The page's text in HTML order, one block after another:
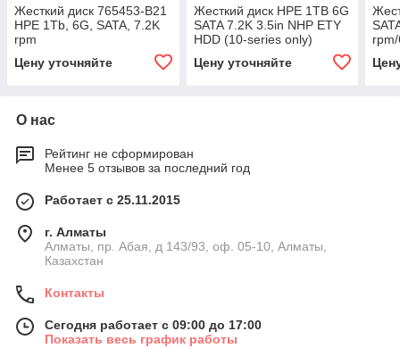
Жесткий диск 765453-B21
HPE 1Tb, 6G, SATA, 7.2K
rpm
Цену уточняйте
Жесткий диск HPE 1TB 6G
SATA 7.2K 3.5in NHP ETY
HDD (10-series only)
Цену уточняйте
О нас
Рейтинг не сформирован
Менее 5 отзывов за последний год
Работает с 25.11.2015
г. Алматы
Алматы, пр. Абая, д 143/93, оф. 05-10, Алматы,
Казахстан
Контакты
Сегодня работает с 09:00 до 17:00
Показать весь график работы